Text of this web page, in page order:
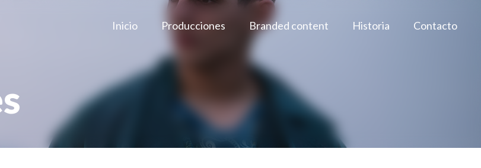
Inicio Producciones Branded content Historia Contacto